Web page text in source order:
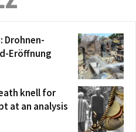
Drohnen-
Eröffnung
knell for
at an analysis